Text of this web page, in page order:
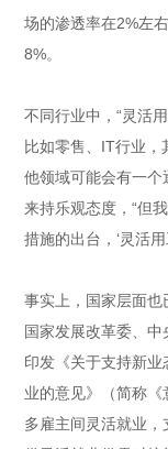
场的渗透率在2%左
8%。
不同行业中，“灵活
比如零售、IT行业，
他领域可能会有一个
来持乐观态度，“但
措施的出台，‘灵活
事实上，国家层面也
国家发展改革委、
印发《关于支持新
业的意见》（简称
多雇主间灵活就业，